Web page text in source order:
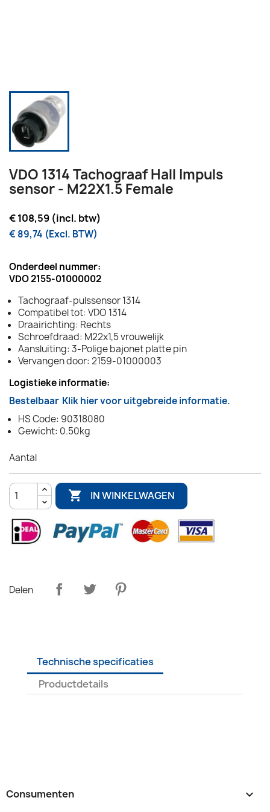
VDO 1314 Tachograaf Hall Impuls
sensor - M22X1.5 Female
€ 108,59 (incl. btw)
€ 89,74 (Excl. BTW)
Onderdeel nummer:
VDO 2155-01000002
Tachograaf-pulssensor 1314
Compatibel tot: VDO 1314
Draairichting: Rechts
Schroefdraad: M22x1,5 vrouwelijk
Aansluiting: 3-Polige bajonet platte pin
Vervangen door: 2159-01000003
Logistieke informatie:
Bestelbaar Klik hier voor uitgebreide informatie.
HS Code: 90318080
Gewicht: 0.50kg
Aantal
 IN WINKELWAGEN
Delen
Technische specificaties
Productdetails
Consumenten 